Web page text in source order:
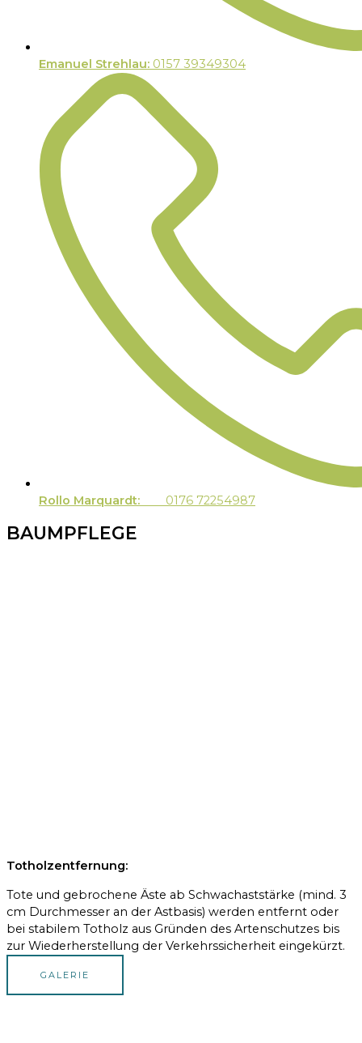
Emanuel Strehlau: 0157 39349304
Rollo Marquardt: 0176 72254987
BAUMPFLEGE
Totholzentfernung:
Tote und gebrochene Äste ab Schwachaststärke (mind. 3
cm Durchmesser an der Astbasis) werden entfernt oder
bei stabilem Totholz aus Gründen des Artenschutzes bis
zur Wiederherstellung der Verkehrssicherheit eingekürzt.
GALERIE